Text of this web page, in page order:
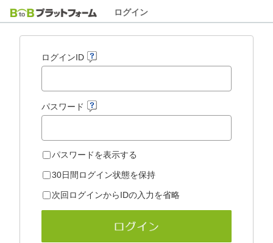
ログイン
ログインID
パスワード
パスワードを表示する
30日間ログイン状態を保持
次回ログインからIDの入力を省略